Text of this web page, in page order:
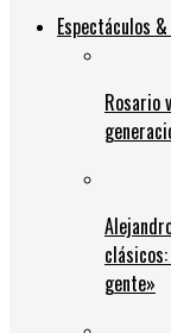
Espectáculos
Rosario
gente»